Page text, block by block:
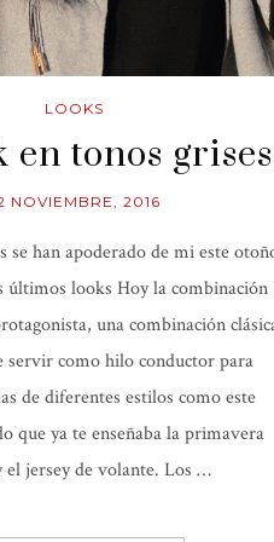
LOOKS
en tonos grises
NOVIEMBRE, 2016
se han apoderado de mi este
últimos looks Hoy la combinación
una combinación
servir como hilo conductor para
de diferentes estilos como este
que ya te enseñaba la primavera
el jersey de volante. Los …